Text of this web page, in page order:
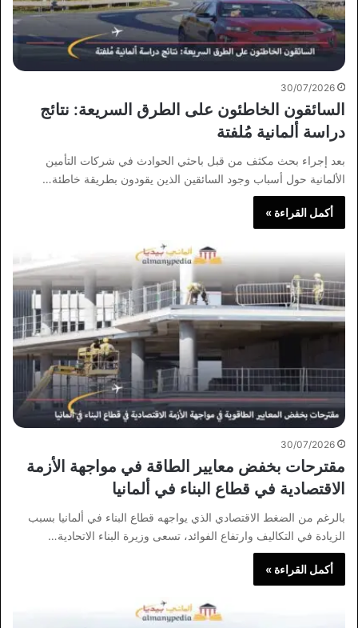
30/07/2026
السائقون الخاطئون على الطرق السريعة: نتائج
دراسة ألمانية مُلفتة
بعد إجراء بحث مكثف من قبل باحثي الحوادث في شركات التأمين
الألمانية حول أسباب وجود السائقين الذين يقودون بطريقة خاطئة…
أكمل القراءة »
30/07/2026
مقترحات بخفض معايير الطاقة في مواجهة الأزمة
الاقتصادية في قطاع البناء في ألمانيا
بالرغم من الضغط الاقتصادي الذي يواجهه قطاع البناء في ألمانيا بسبب
الزيادة في التكاليف وارتفاع الفوائد، تسعى وزيرة البناء الاتحادية…
أكمل القراءة »